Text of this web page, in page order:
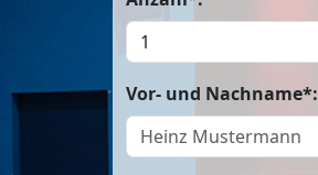
Vor- und Nachname*: